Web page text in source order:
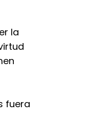
la
fuera